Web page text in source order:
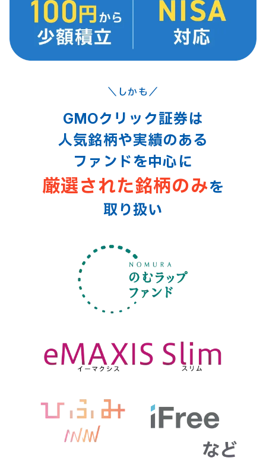
＼しかも／
GMOクリック証券は
人気銘柄や実績のある
ファンドを中心に
厳選された銘柄のみを
取り扱い